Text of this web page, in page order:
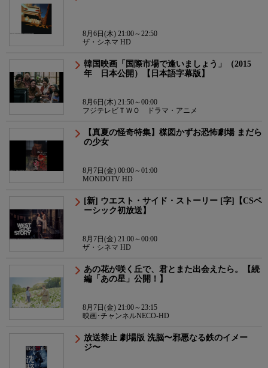
8月6日(木) 21:00～22:50
ザ・シネマ HD
韓国映画「国際市場で逢いましょう」（2015
年 日本公開）【日本語字幕版】
8月6日(木) 21:50～00:00
フジテレビＴＷＯ ドラマ・アニメ
【真夏の怪奇特集】楳図かずお恐怖劇場 まだら
の少女
8月7日(金) 00:00～01:00
MONDOTV HD
[新] ウエスト・サイド・ストーリー [字]【CSベ
ーシック初放送】
8月7日(金) 21:00～00:00
ザ・シネマ HD
あの花が咲く丘で、君とまた出会えたら。【続
編「あの星」公開！】
8月7日(金) 21:00～23:15
映画･チャンネルNECO-HD
放送禁止 劇場版 洗脳〜邪悪なる鉄のイメー
ジ〜